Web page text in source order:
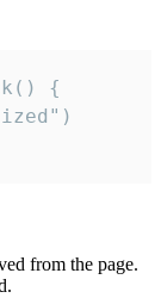
{
from the page.